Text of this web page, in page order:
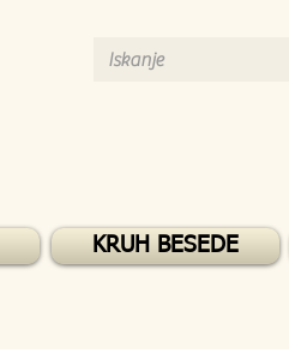
KRUH BESEDE